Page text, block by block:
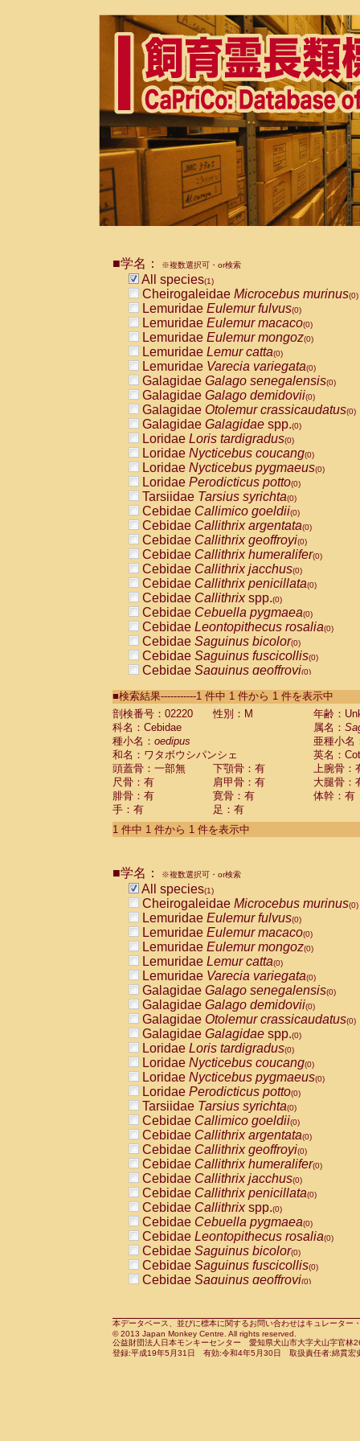
■学名： ※複数選択可・or検索
All species(1)
Cheirogaleidae Microcebus murinus(0)
Lemuridae Eulemur fulvus(0)
Lemuridae Eulemur macaco(0)
Lemuridae Eulemur mongoz(0)
Lemuridae Lemur catta(0)
Lemuridae Varecia variegata(0)
Galagidae Galago senegalensis(0)
Galagidae Galago demidovii(0)
Galagidae Otolemur crassicaudatus(0)
Galagidae Galagidae spp.(0)
Loridae Loris tardigradus(0)
Loridae Nycticebus coucang(0)
Loridae Nycticebus pygmaeus(0)
Loridae Perodicticus potto(0)
Tarsiidae Tarsius syrichta(0)
Cebidae Callimico goeldii(0)
Cebidae Callithrix argentata(0)
Cebidae Callithrix geoffroyi(0)
Cebidae Callithrix humeralifer(0)
Cebidae Callithrix jacchus(0)
Cebidae Callithrix penicillata(0)
Cebidae Callithrixspp.(0)
Cebidae Cebuella pygmaea(0)
Cebidae Leontopithecus rosalia(0)
Cebidae Saguinus bicolor(0)
Cebidae Saguinus fuscicollis(0)
Cebidae Saguinus geoffroyi(0)
CebidaeSaguinus labiatus(0)
Cebidae Saguinus leucopus (0)
Cebidae
Cebidae
CebidaeSaguinus nigricollis (0)
Cebidae Saguinus oedipus
Cebidae Saguinus weddelli
Cebidae Saguinusspp.
Cebidae Aotus trivirgatus
Cebidae Cebus albifrons
CebidaeCebus nigrivittatus
CebidaeCebus
CebidaeSaimiri boliviensis(0)
CebidaeSaimiri sciureus(0)
AtelidaeAlouatta caraya(0)
AtelidaeAlouatta fusca(0)
AtelidaeAlouatta seniculus
AtelidaeAlouattaspp.(0)
AtelidaeAteles belzebuth(0)
AtelidaeAteles geoffroyi(0)
AtelidaeAteles paniscus(0)
AtelidaeAtelesspp.(0)
Atelidae Lagothrix lagothricha
AtelidaeLagothrix lagothricha cana
PitheciidaeCacajao calvus
PitheciidaeCallicebus cupreus
PitheciidaeCallicebus donacophilus
PitheciidaeCallicebus moloch
PitheciidaeCallicebus torquatus
PitheciidaeCallicebusspp.(0)
PitheciidaeChiropotes satanas(0)
PitheciidaePithecia monachus
PitheciidaePithecia pithecia(0)
CercopithecidaeCercocebus agilis
CercopithecidaeCercocebus
CercopithecidaeCercocebus
CercopithecidaeCercocebus
CercopithecidaeCercocebus
CercopithecidaeCercocebushybrid
CercopithecidaePapio anubis(0)
CercopithecidaePapio cynocephalus
CercopithecidaePapio hamadryas(0)
■検索結果-----------1 件中 1 件から 1 件を表示中
剖検番号：02220
性別：M
年齢：
科名：Cebidae
属名：
種小名： oedipus
亜種小名
和名：ワタボウシパンシェ
英名：
頭蓋骨：一部無
下顎骨：有
上腕骨：
尺骨：有
肩甲骨：有
大腿骨：
腓骨：有
寛骨：有
体幹：有
手：有
足：有
1 件中 1 件から 1 件を表示中
■学名： ※複数選択可・or検索
All species(1)
Cheirogaleidae Microcebus murinus(0)
Lemuridae Eulemur fulvus(0)
Lemuridae Eulemur macaco(0)
Lemuridae Eulemur mongoz(0)
Lemuridae Lemur catta(0)
Lemuridae Varecia variegata(0)
Galagidae Galago senegalensis(0)
Galagidae Galago demidovii(0)
Galagidae Otolemur crassicaudatus(0)
Galagidae Galagidae spp.(0)
Loridae Loris tardigradus(0)
Loridae Nycticebus coucang(0)
Loridae Nycticebus pygmaeus(0)
Loridae Perodicticus potto(0)
Tarsiidae Tarsius syrichta(0)
Cebidae Callimico goeldii(0)
Cebidae Callithrix argentata(0)
Cebidae Callithrix geoffroyi(0)
Cebidae Callithrix humeralifer(0)
Cebidae Callithrix jacchus(0)
Cebidae Callithrix penicillata(0)
Cebidae Callithrixspp.(0)
Cebidae Cebuella pygmaea(0)
Cebidae Leontopithecus rosalia(0)
Cebidae Saguinus bicolor(0)
Cebidae Saguinus fuscicollis(0)
Cebidae Saguinus geoffroyi(0)
CebidaeSaguinus leucopus(0)
CebidaeSaguinus midas(0)
Cebidae Saguinus mystax(0)
本データベース、並びに標本に関するお問い合わせはキュレータ
© 2013 Japan Monkey Centre. All rights reserved.
公益財団法人日本モンキーセンター 愛知県犬山市大字犬山字官
登録:平成19年5月31日 有効:令和4年5月30日 取扱責任者:綿貫宏